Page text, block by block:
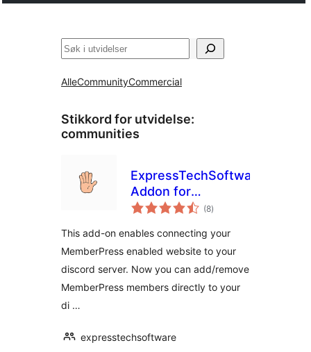
Søk
AlleCommunityCommercial
Stikkord for utvidelse:
communities
ExpressTechSoftwares
Addon for
MemberPress and
(8totale
vurderinger
)
This add-on enables connecting your
MemberPress enabled website to your
discord server. Now you can add/remove
MemberPress members directly to your
di …
expresstechsoftware